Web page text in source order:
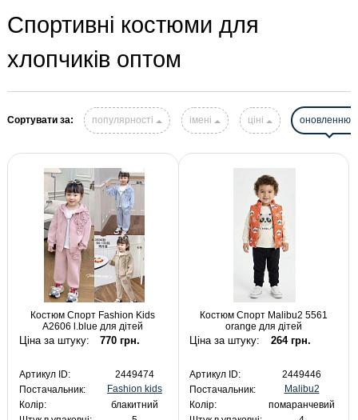
Спортивні костюми для
хлопчиків оптом
Сортувати за: популярності імені ціні оновленню
Костюм Спорт Fashion Kids
A2606 l.blue для дітей
Ціна за штуку: 770 грн.
Артикул ID:
2449474
Постачальник:
Fashion kids
Колір:
блакитний
Костюм Спорт Malibu2 5561
orange для дітей
Ціна за штуку: 264 грн.
Артикул ID:
2449446
Постачальник:
Malibu2
Колір:
помаранчевий